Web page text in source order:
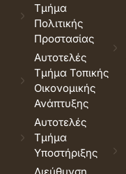
Τμήμα
Πολιτικής
Προστασίας
Αυτοτελές
Τμήμα Τοπικής
Οικονομικής
Ανάπτυξης
Αυτοτελές
Τμήμα
Υποστήριξης